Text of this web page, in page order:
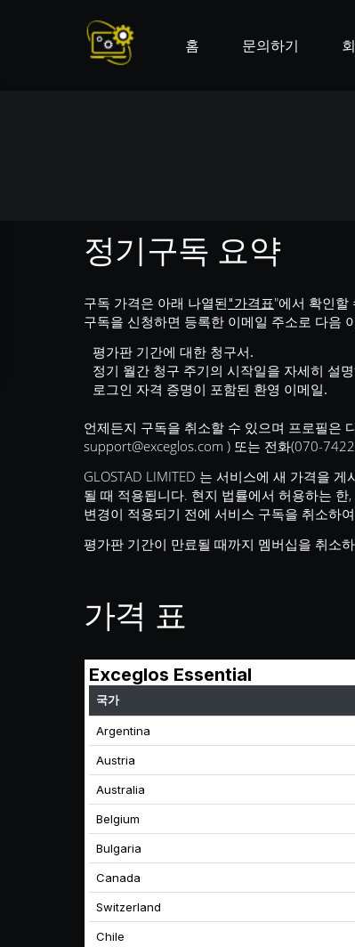
홈 문의하기
정기구독 요약
구독 가격은 아래 나열된 "가격표"에서 확인할
구독을 신청하면 등록한 이메일 주소로 다음
평가판 기간에 대한 청구서.
정기 월간 청구 주기의 시작일을 자세히 설
로그인 자격 증명이 포함된 환영 이메일.
언제든지 구독을 취소할 수 있으며 프로필은
support@exceglos.com ) 또는 전화(070-
GLOSTAD LIMITED 는 서비스에 새 가격을
될 때 적용됩니다. 현지 법률에서 허용하는
변경이 적용되기 전에 서비스 구독을 취소하
평가판 기간이 만료될 때까지 멤버십을 취소
가격 표
Exceglos Essential
국가
Argentina
Austria
Australia
Belgium
Bulgaria
Canada
Switzerland
Chile